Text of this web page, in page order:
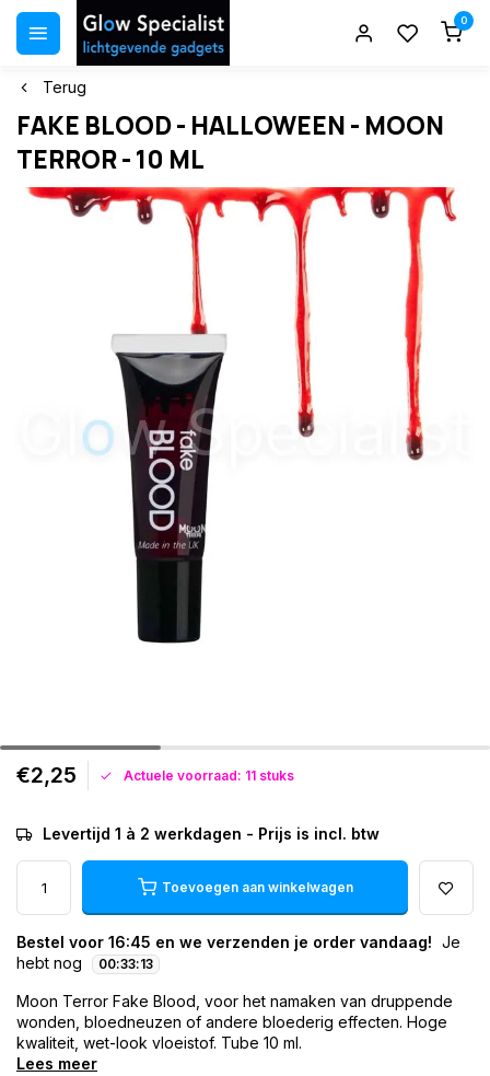
0
Terug
FAKE BLOOD - HALLOWEEN - MOON
TERROR - 10 ML
€2,25 Actuele voorraad: 11 stuks
Levertijd 1 à 2 werkdagen - Prijs is incl. btw
Toevoegen aan winkelwagen
Bestel voor 16:45 en we verzenden je order vandaag! Je
hebt nog
00:33:13
Moon Terror Fake Blood, voor het namaken van druppende
wonden, bloedneuzen of andere bloederig effecten. Hoge
kwaliteit, wet-look vloeistof. Tube 10 ml.
Lees meer